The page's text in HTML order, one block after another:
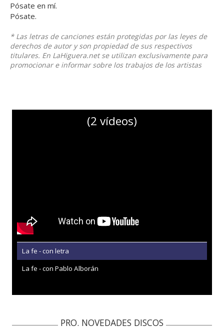
Pósate en mí.
Pósate.
* Las letras de canciones están protegidas por las leyes de
derechos de autor y son propiedad de sus respectivos
titulares. En LaHiguera.net se utilizan exclusivamente para
promocionar e informar sobre los trabajos de los artistas
(2 vídeos)
La fe - con letra
La fe - con Pablo Alborán
PRO. NOVEDADES DISCOS